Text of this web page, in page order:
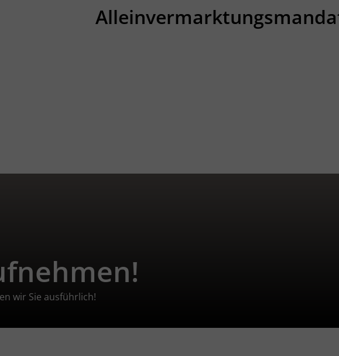
wir Sie ausführlich!